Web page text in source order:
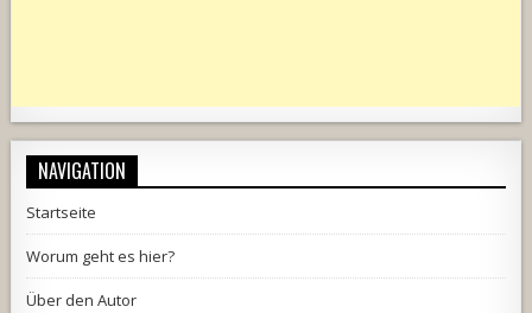
NAVIGATION
Startseite
Worum geht es hier?
Über den Autor